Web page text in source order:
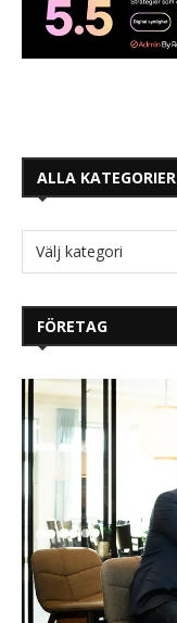
ALLA KATEGORIER
FÖRETAG